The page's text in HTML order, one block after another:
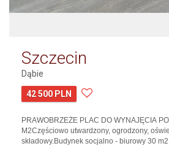
Szczecin
Dąbie
42 500 PLN
PRAWOBRZEŻE PLAC DO WYNAJĘCIA
M2Częściowo utwardzony, ogrodzony,
składowy.Budynek socjalno - biurowy 30